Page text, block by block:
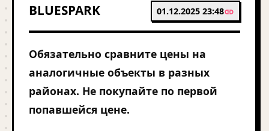
BLUESPARK 01.12.2025 23:48
Обязательно сравните цены на
аналогичные объекты в разных
районах. Не покупайте по первой
попавшейся цене.